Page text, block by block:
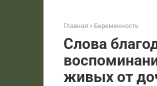
Главная » Беременность
Слова
живых от